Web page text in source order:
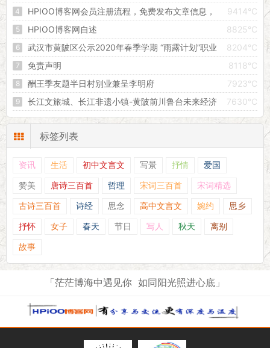
9414°C
HPIOO博客网会员注册流程，免费发布文章信息，
创建属于自己的独立空间！
8825°C
HPIOO博客网自述
8204°C
武汉市黄陂区公示2020年春季学期 “雨露计划”职业
教育扶贫助学拟补助对象
8118°C
免责声明
7923°C
酬王季友题半日村别业兼呈李明府
7630°C
长江文旅城、长江非遗小镇-黄陂前川鲁台未来经济
增长的引擎
标签列表
资讯 生活 初中文言文 写景 抒情 爱国
赞美 唐诗三百首 哲理 宋词三百首 宋词精选
古诗三百首 诗经 思念 高中文言文 婉约 思乡
抒怀 女子 春天 节日 写人 秋天 离别
故事
「茫茫博海中遇见你 如同阳光照进心底」